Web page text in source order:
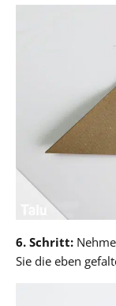
6. Schritt:
Sie die eben